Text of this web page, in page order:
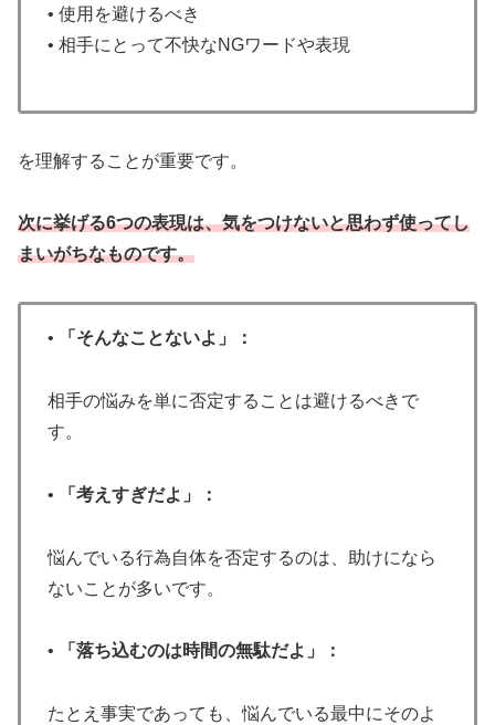
• 使用を避けるべき
• 相手にとって不快なNGワードや表現
を理解することが重要です。
次に挙げる6つの表現は、気をつけないと思わず使ってし
まいがちなものです。
• 「そんなことないよ」：
相手の悩みを単に否定することは避けるべきで
す。
• 「考えすぎだよ」：
悩んでいる行為自体を否定するのは、助けになら
ないことが多いです。
• 「落ち込むのは時間の無駄だよ」：
たとえ事実であっても、悩んでいる最中にそのよ